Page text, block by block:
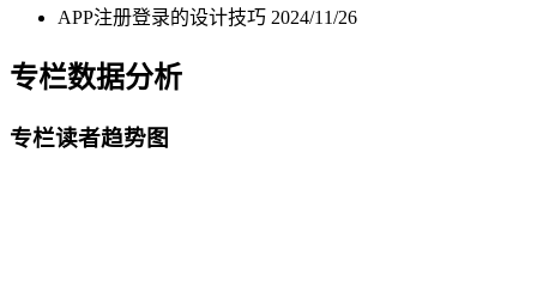
APP注册登录的设计技巧 2024/11/26
专栏数据分析
专栏读者趋势图